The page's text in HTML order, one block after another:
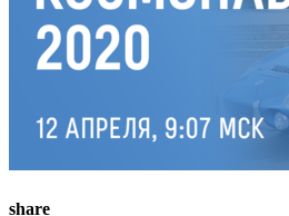
share